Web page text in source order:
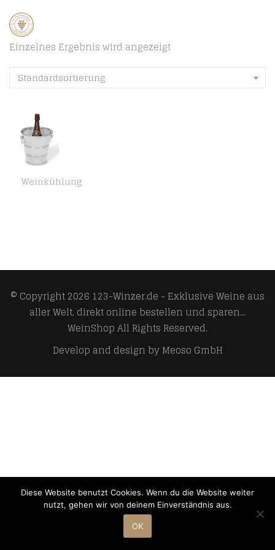
Einzelnes Ergebnis wird angezeigt
Standardsortierung
Weinkühlung
© Copyright 2026 123-Winzer.de - Exklusive Weine aus
aller Welt, direkt online bestellen und sparen...
WeinShopAll Rights Reserved.
Develop and design byMeoso GmbH
Diese Website benutzt Cookies. Wenn du die Website weiter
nutzt, gehen wir von deinem Einverständnis aus.
OK